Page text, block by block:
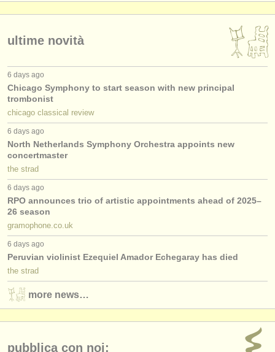
ultime novità
6 days ago
Chicago Symphony to start season with new principal
trombonist
chicago classical review
6 days ago
North Netherlands Symphony Orchestra appoints new
concertmaster
the strad
6 days ago
RPO announces trio of artistic appointments ahead of 2025–
26 season
gramophone.co.uk
6 days ago
Peruvian violinist Ezequiel Amador Echegaray has died
the strad
more news…
pubblica con noi: